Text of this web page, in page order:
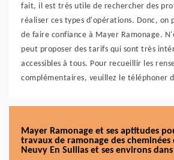
fait, il est très utile de rechercher des
réaliser ces types d'opérations. Donc, on
de faire confiance à Mayer Ramonage.
peut proposer des tarifs qui sont très
accessibles à tous. Pour recueillir les
complémentaires, veuillez le téléphoner
Mayer Ramonage et ses aptitudes
travaux de ramonage des cheminées
Neuvy En Sullias et ses environs